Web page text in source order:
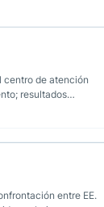
centro de atención
resultados
entre EE.